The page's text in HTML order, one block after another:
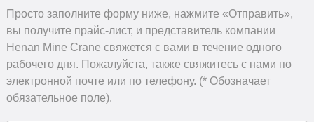
Просто заполните форму ниже, нажмите «Отправить»,
вы получите прайс-лист, и представитель компании
Henan Mine Crane свяжется с вами в течение одного
рабочего дня. Пожалуйста, также свяжитесь с нами по
электронной почте или по телефону. (* Обозначает
обязательное поле).